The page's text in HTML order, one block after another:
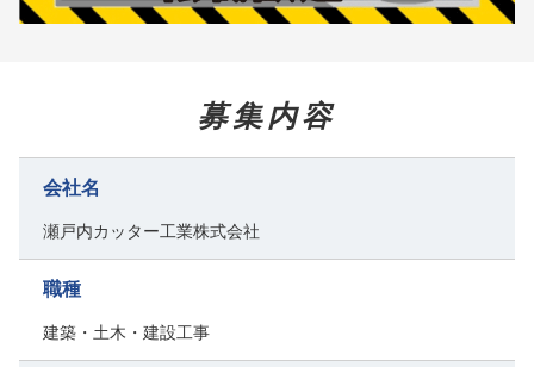
募集内容
会社名
瀬戸内カッター工業株式会社
職種
建築・土木・建設工事